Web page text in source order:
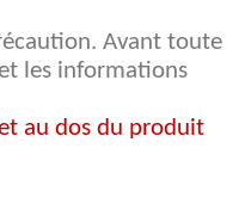
Avant toute
les informations
au dos du produit